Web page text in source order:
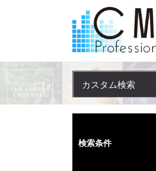
カスタム検索
検索条件